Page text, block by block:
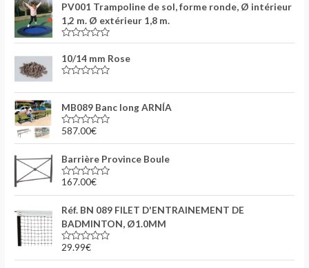
e
0
s
u
r
PV001 Trampoline de sol, forme ronde, Ø intérieur
1,2 m. Ø extérieur 1,8 m.
N
o
t
e
s
r
5
10/14 mm Rose
o
e
0
s
u
r
5
MB089 Banc long ARNÍA
N
o
e
0
s
u
r
5
587.00€
Barrière Province Boule
N
o
e
0
s
u
r
167.00€
Réf. BN 089 FILET D'ENTRAINEMENT DE
BADMINTON, Ø1.0MM
N
o
29.99€